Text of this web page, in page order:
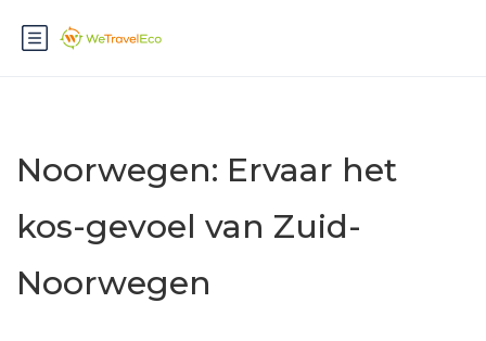
Noorwegen: Ervaar het
kos-gevoel van Zuid-
Noorwegen